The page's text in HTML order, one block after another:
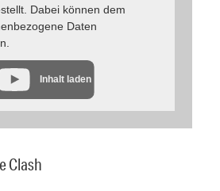
Dabei können dem
Daten
Inhalt laden
Clash